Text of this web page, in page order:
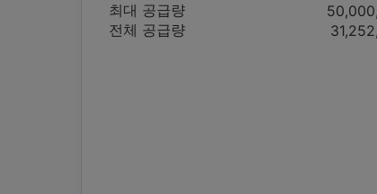
최대 공급량
전체 공급량